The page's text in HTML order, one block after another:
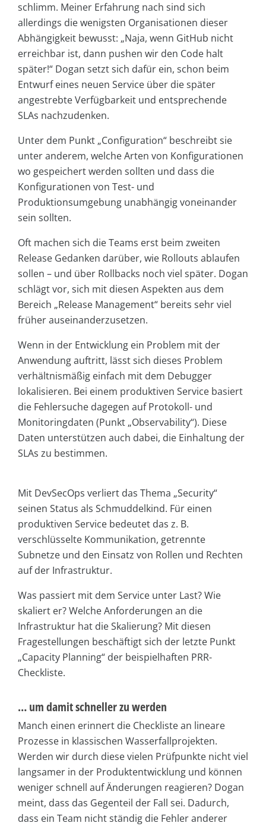
schlimm. Meiner Erfahrung nach sind sich
allerdings die wenigsten Organisationen dieser
Abhängigkeit bewusst: „Naja, wenn GitHub nicht
erreichbar ist, dann pushen wir den Code halt
später!“ Dogan setzt sich dafür ein, schon beim
Entwurf eines neuen Service über die später
angestrebte Verfügbarkeit und entsprechende
SLAs nachzudenken.
Unter dem Punkt „Configuration“ beschreibt sie
unter anderem, welche Arten von Konfigurationen
wo gespeichert werden sollten und dass die
Konfigurationen von Test- und
Produktionsumgebung unabhängig voneinander
sein sollten.
Oft machen sich die Teams erst beim zweiten
Release Gedanken darüber, wie Rollouts ablaufen
sollen – und über Rollbacks noch viel später. Dogan
schlägt vor, sich mit diesen Aspekten aus dem
Bereich „Release Management“ bereits sehr viel
früher auseinanderzusetzen.
Wenn in der Entwicklung ein Problem mit der
Anwendung auftritt, lässt sich dieses Problem
verhältnismäßig einfach mit dem Debugger
lokalisieren. Bei einem produktiven Service basiert
die Fehlersuche dagegen auf Protokoll- und
Monitoringdaten (Punkt „Observability“). Diese
Daten unterstützen auch dabei, die Einhaltung der
SLAs zu bestimmen.
Mit DevSecOps verliert das Thema „Security“
seinen Status als Schmuddelkind. Für einen
produktiven Service bedeutet das z. B.
verschlüsselte Kommunikation, getrennte
Subnetze und den Einsatz von Rollen und Rechten
auf der Infrastruktur.
Was passiert mit dem Service unter Last? Wie
skaliert er? Welche Anforderungen an die
Infrastruktur hat die Skalierung? Mit diesen
Fragestellungen beschäftigt sich der letzte Punkt
„Capacity Planning“ der beispielhaften PRR-
Checkliste.
… um damit schneller zu werden
Manch einen erinnert die Checkliste an lineare
Prozesse in klassischen Wasserfallprojekten.
Werden wir durch diese vielen Prüfpunkte nicht viel
langsamer in der Produktentwicklung und können
weniger schnell auf Änderungen reagieren? Dogan
meint, dass das Gegenteil der Fall sei. Dadurch,
dass ein Team nicht ständig die Fehler anderer